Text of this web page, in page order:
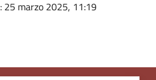
: 25 marzo 2025, 11:19